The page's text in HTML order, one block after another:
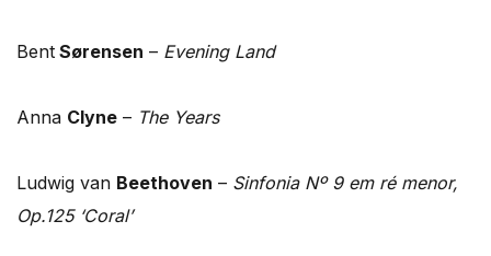
Bent Sørensen – Evening Land
Anna Clyne – The Years
Ludwig van Beethoven – Sinfonia Nº 9 em ré menor,
Op.125 ‘Coral’